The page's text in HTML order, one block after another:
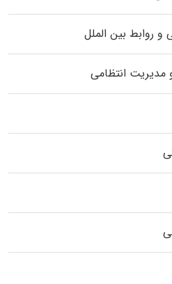
روابط بین الملل
مدیریت انتظامی